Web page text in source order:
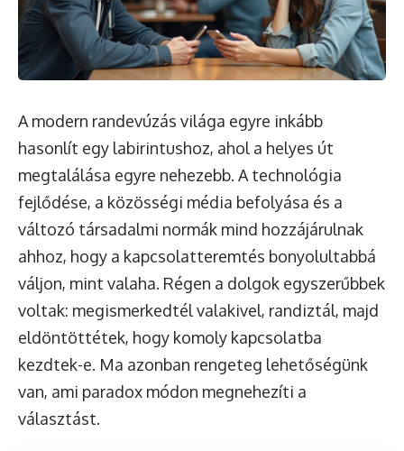
A modern randevúzás világa egyre inkább
hasonlít egy labirintushoz, ahol a helyes út
megtalálása egyre nehezebb. A technológia
fejlődése, a közösségi média befolyása és a
változó társadalmi normák mind hozzájárulnak
ahhoz, hogy a kapcsolatteremtés bonyolultabbá
váljon, mint valaha. Régen a dolgok egyszerűbbek
voltak: megismerkedtél valakivel, randiztál, majd
eldöntöttétek, hogy komoly kapcsolatba
kezdtek-e. Ma azonban rengeteg lehetőségünk
van, ami paradox módon megnehezíti a
választást.